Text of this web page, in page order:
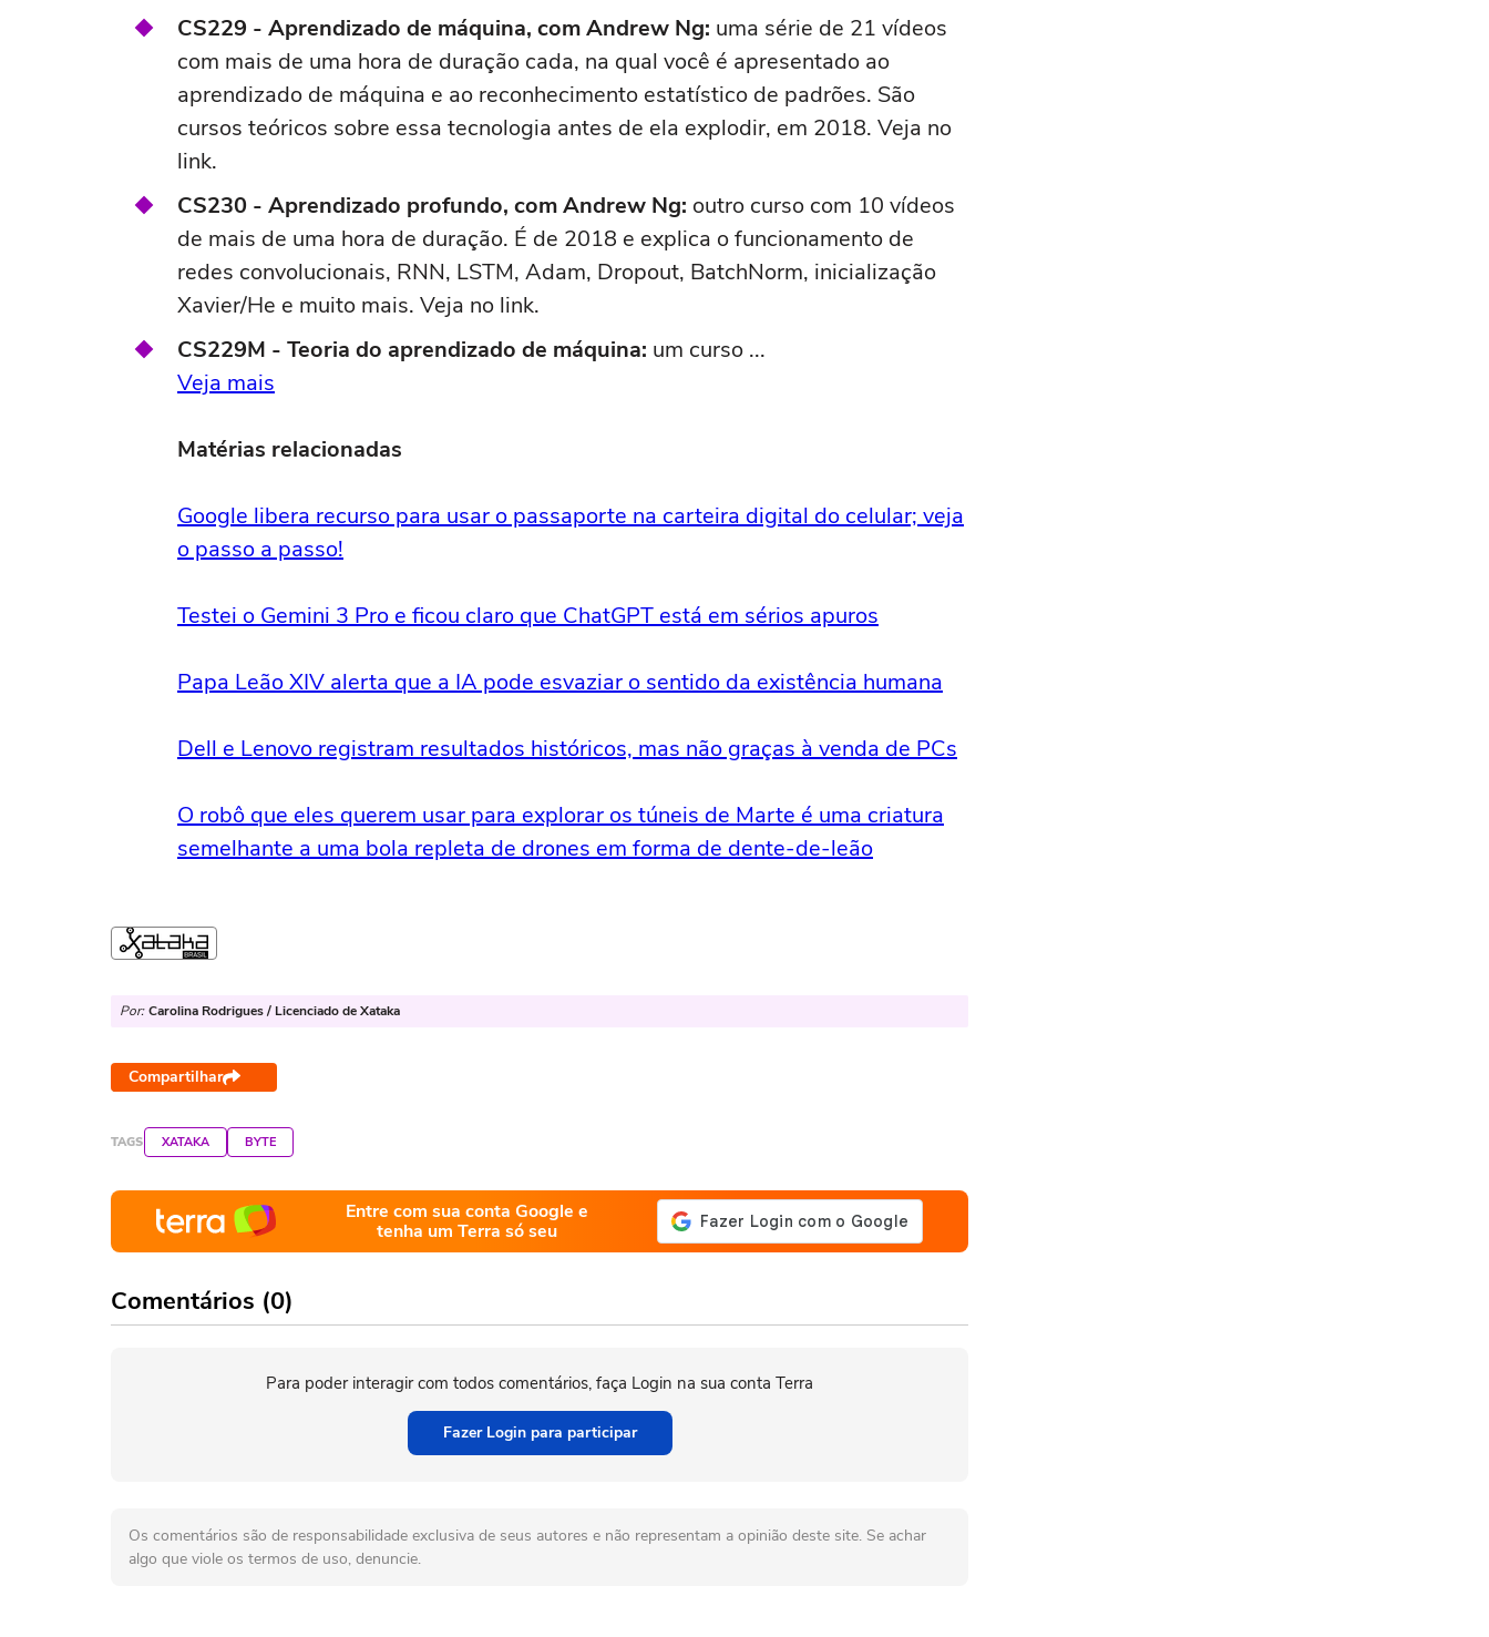
CS229 - Aprendizado de máquina, com Andrew Ng: uma série de 21 vídeos
com mais de uma hora de duração cada, na qual você é apresentado ao
aprendizado de máquina e ao reconhecimento estatístico de padrões. São
cursos teóricos sobre essa tecnologia antes de ela explodir, em 2018. Veja no
link.
CS230 - Aprendizado profundo, com Andrew Ng: outro curso com 10 vídeos
de mais de uma hora de duração. É de 2018 e explica o funcionamento de
redes convolucionais, RNN, LSTM, Adam, Dropout, BatchNorm, inicialização
Xavier/He e muito mais. Veja no link.
CS229M - Teoria do aprendizado de máquina: um curso ...
Veja mais
Matérias relacionadas
Google libera recurso para usar o passaporte na carteira digital do celular; veja
o passo a passo!
Testei o Gemini 3 Pro e ficou claro que ChatGPT está em sérios apuros
Papa Leão XIV alerta que a IA pode esvaziar o sentido da existência humana
Dell e Lenovo registram resultados históricos, mas não graças à venda de PCs
O robô que eles querem usar para explorar os túneis de Marte é uma criatura
semelhante a uma bola repleta de drones em forma de dente-de-leão
Por: Carolina Rodrigues / Licenciado de Xataka
Compartilhar
TAGS XATAKA BYTE
Entre com sua conta Google e
tenha um Terra só seu
Comentários (0)
Para poder interagir com todos comentários, faça Login na sua conta Terra
Fazer Login para participar
Os comentários são de responsabilidade exclusiva de seus autores e não representam a opinião deste site. Se achar
algo que viole os termos de uso, denuncie.